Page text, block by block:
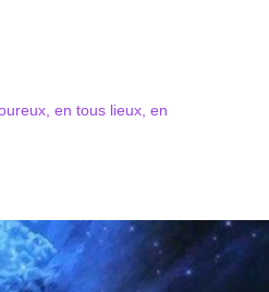
en tous lieux, en